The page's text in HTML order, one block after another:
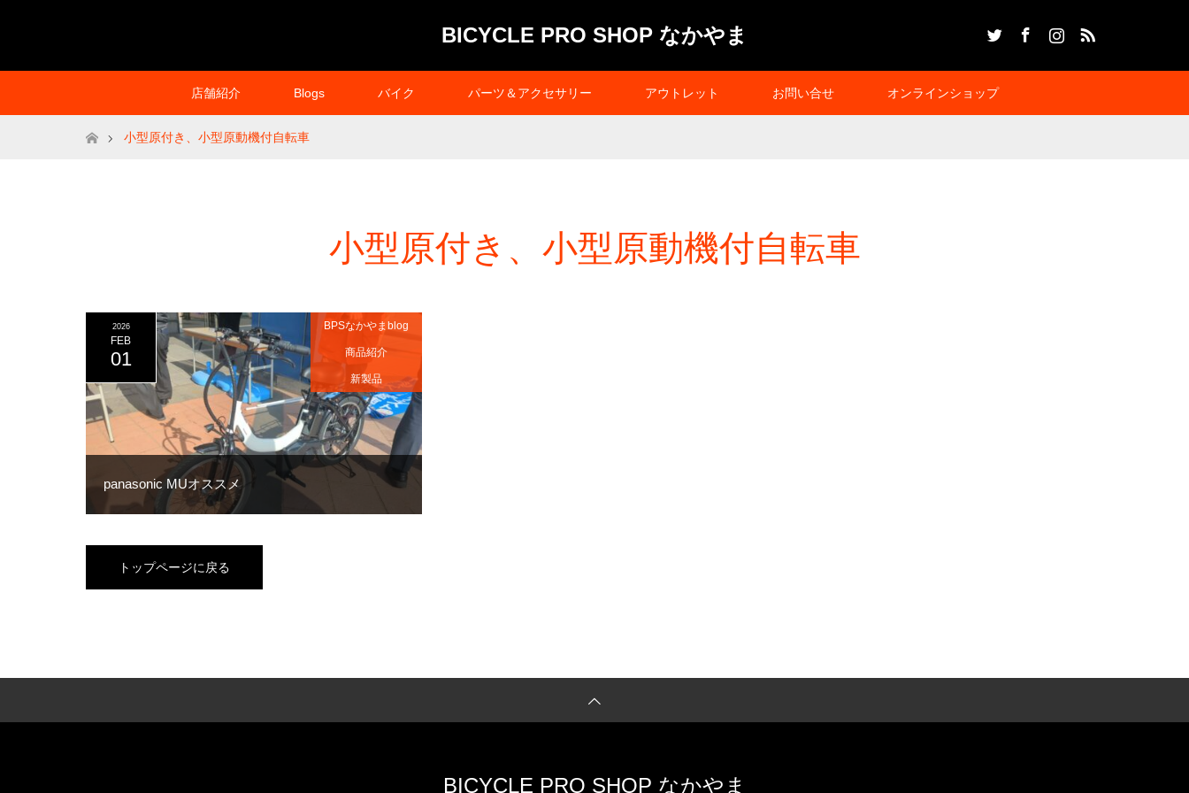
BICYCLE PRO SHOP なかやま
店舗紹介 Blogs バイク パーツ＆アクセサリー アウトレット お問い合せ オンラインショップ
ホーム小型原付き、小型原動機付自転車
小型原付き、小型原動機付自転車
panasonic MUオススメ
2026
FEB
01
BPSなかやまblog
商品紹介
新製品
トップページに戻る
BICYCLE PRO SHOP なかやま